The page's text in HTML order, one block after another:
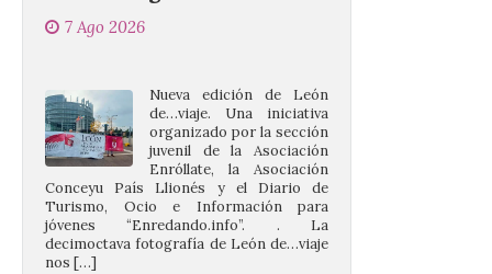
organizado por la sección
juvenil de la Asociación
Enróllate, la Asociación
Conceyu País Llionés y el Diario de
Turismo, Ocio e Información para
jóvenes “Enredando.info”. . La
decimoctava fotografía de León de…viaje
nos […]